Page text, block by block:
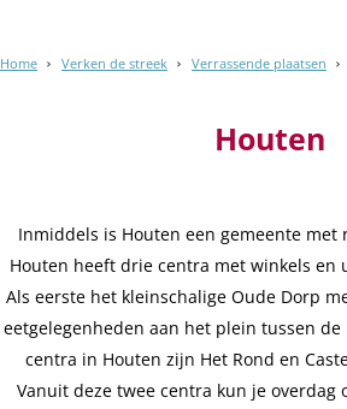
Home Verken de streek Verrassende plaatsen
Houten
Inmiddels is Houten een gemeente met
Houten heeft drie centra met winkels en
Als eerste het kleinschalige Oude Dorp
eetgelegenheden aan het plein tussen de
centra in Houten zijn Het Rond en
Vanuit deze twee centra kun je